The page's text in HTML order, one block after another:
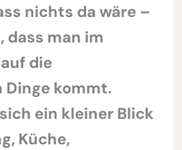
nichts da wäre –
dass man im
die
Dinge kommt.
ein kleiner Blick
Küche,